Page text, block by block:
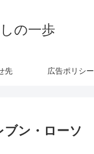
の一歩
先 広告ポリシー
ン・ローソ